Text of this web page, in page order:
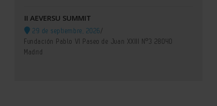
II AEVERSU SUMMIT
29 de septiembre, 2026/
Fundación Pablo VI Paseo de Juan XXIII Nº3 28040
Madrid